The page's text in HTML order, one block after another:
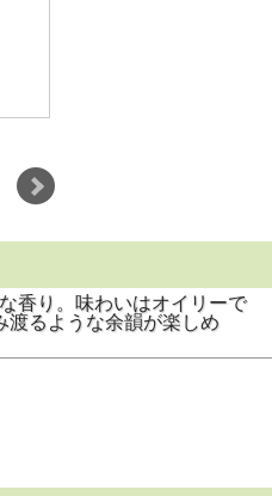
香り。味わいはオイリーで
渡るような余韻が楽しめ